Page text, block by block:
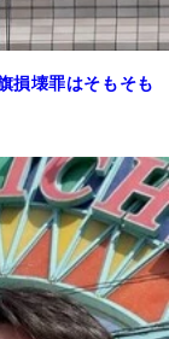
損壊罪はそもそも